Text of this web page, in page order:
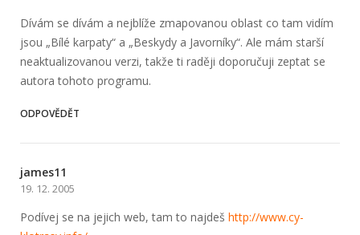
Dívám se dívám a nejblíže zmapovanou oblast co tam vidím
jsou „Bílé karpaty“ a „Beskydy a Javorníky“. Ale mám starší
neaktualizovanou verzi, takže ti raději doporučuji zeptat se
autora tohoto programu.
ODPOVĚDĚT
james11
19. 12. 2005
Podívej se na jejich web, tam to najdeš http://www.cy­